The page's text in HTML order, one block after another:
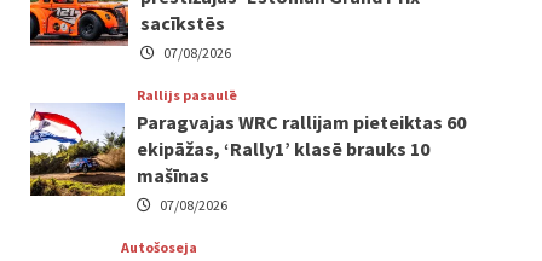
sacīkstēs
07/08/2026
Rallijs pasaulē
Paragvajas WRC rallijam pieteiktas 60
ekipāžas, ‘Rally1’ klasē brauks 10
mašīnas
07/08/2026
Autošoseja